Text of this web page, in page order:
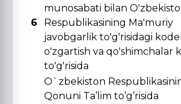
6
munosabati bilan
Respublikasining Ma'muriy
javobgarlik to'g'risidagi
o'zgartish va qo'shimchalar
to'g'risida
O`zbekiston
Qonuni Ta’lim to’g’risida